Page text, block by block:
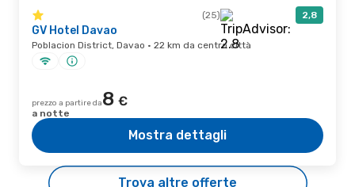
(25) 2,8
GV Hotel Davao
Poblacion District, Davao · 22 km da centro città
prezzo a partire da8 €
a notte
Mostra dettagli
Trova altre offerte